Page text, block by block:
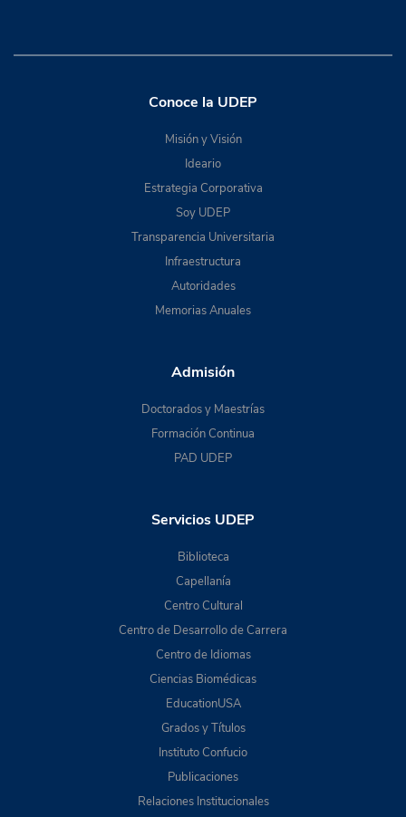
Conoce la UDEP
Misión y Visión
Ideario
Estrategia Corporativa
Soy UDEP
Transparencia Universitaria
Infraestructura
Autoridades
Memorias Anuales
Admisión
Doctorados y Maestrías
Formación Continua
PAD UDEP
Servicios UDEP
Biblioteca
Capellanía
Centro Cultural
Centro de Desarrollo de Carrera
Centro de Idiomas
Ciencias Biomédicas
EducationUSA
Grados y Títulos
Instituto Confucio
Publicaciones
Relaciones Institucionales